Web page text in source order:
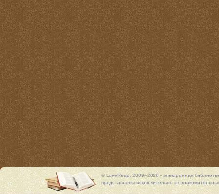
© LoveRead, 2009–2026 - электронная
представлены исключительно в